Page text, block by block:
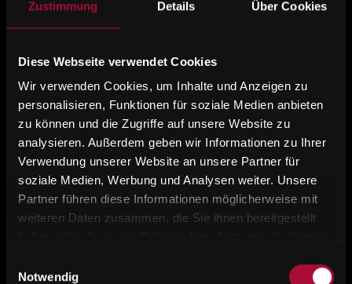
Zustimmung Details Über Cookies
Diese Webseite verwendet Cookies
Wir verwenden Cookies, um Inhalte und Anzeigen zu
personalisieren, Funktionen für soziale Medien anbieten
zu können und die Zugriffe auf unsere Website zu
analysieren. Außerdem geben wir Informationen zu Ihrer
Verwendung unserer Website an unsere Partner für
soziale Medien, Werbung und Analysen weiter. Unsere
Partner führen diese Informationen möglicherweise mit
weiteren Daten zusammen, die Sie ihnen bereitgestellt
Notwendig